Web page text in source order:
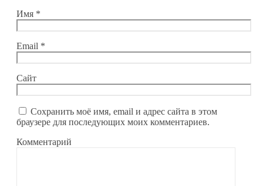
Имя *
Email *
Сайт
Сохранить моё имя, email и адрес сайта в этом
браузере для последующих моих комментариев.
Комментарий